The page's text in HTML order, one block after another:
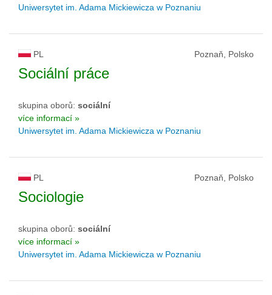
Uniwersytet im. Adama Mickiewicza w Poznaniu
PL Poznaň, Polsko
Sociální práce
skupina oborů: sociální
více informací »
Uniwersytet im. Adama Mickiewicza w Poznaniu
PL Poznaň, Polsko
Sociologie
skupina oborů: sociální
více informací »
Uniwersytet im. Adama Mickiewicza w Poznaniu